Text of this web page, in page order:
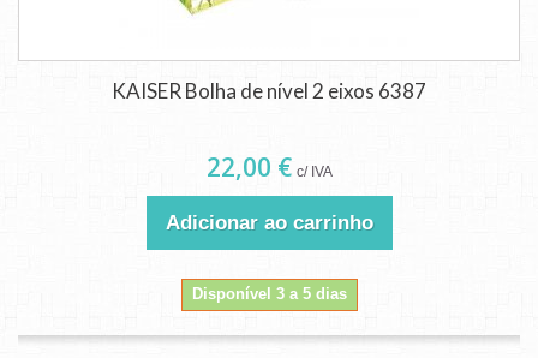
KAISER Bolha de nível 2 eixos 6387
22,00 € c/ IVA
Adicionar ao carrinho
Disponível 3 a 5 dias